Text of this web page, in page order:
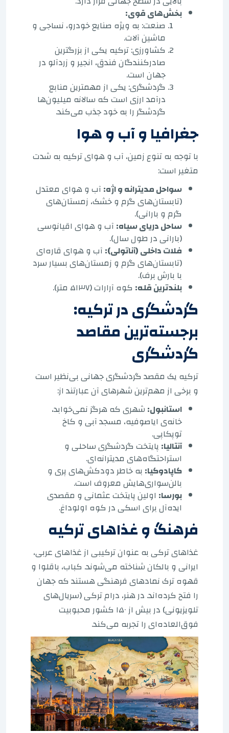
بخش‌های قوی:
صنعت: به ویژه صنایع خودرو، نساجی و
ماشین آلات.
کشاورزی: ​​ترکیه یکی از بزرگترین
صادرکنندگان فندق، انجیر و زردآلو در
جهان است.
گردشگری: یکی از مهمترین منابع
درآمد ارزی است که سالانه میلیون‌ها
گردشگر را به خود جذب می‌کند.
جغرافیا و آب و هوا
با توجه به تنوع زمین، آب و هوای ترکیه به شدت
متغیر است:
سواحل مدیترانه و اژه: آب و هوای معتدل
(تابستان‌های گرم و خشک، زمستان‌های
گرم و بارانی).
ساحل دریای سیاه: آب و هوای اقیانوسی
(بارانی در طول سال).
فلات داخلی (آناتولی): آب و هوای قاره‌ای
(تابستان‌های گرم و زمستان‌های بسیار سرد
با بارش برف).
بلندترین قله: کوه آرارات (۵۱۳۷ متر).
گردشگری در ترکیه:
برجسته‌ترین مقاصد
گردشگری
ترکیه یک مقصد گردشگری جهانی بی‌نظیر است
و برخی از مهم‌ترین شهرهای آن عبارتند از:
استانبول: شهری که هرگز نمی‌خوابد،
خانه‌ی ایاصوفیه، مسجد آبی و کاخ
توپکاپی.
آنتالیا: پایتخت گردشگری ساحلی و
استراحتگاه‌های مدیترانه‌ای.
کاپادوکیا: به خاطر دودکش‌های پری و
بالن‌سواری‌هایش معروف است.
بورسا: اولین پایتخت عثمانی و مقصدی
ایده‌آل برای اسکی در کوه اولوداغ.
فرهنگ و غذاهای ترکیه
غذاهای ترکی به عنوان ترکیبی از غذاهای عربی،
ایرانی و بالکان شناخته می‌شوند. کباب، باقلوا و
قهوه ترک نمادهای فرهنگی هستند که جهان
را فتح کرده‌اند. در هنر، درام ترکی (سریال‌های
تلویزیونی) در بیش از ۱۵۰ کشور محبوبیت
فوق‌العاده‌ای را تجربه می‌کند.